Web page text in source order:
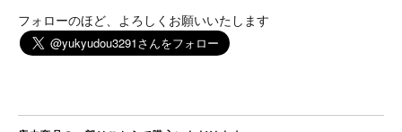
フォローのほど、よろしくお願いいたします